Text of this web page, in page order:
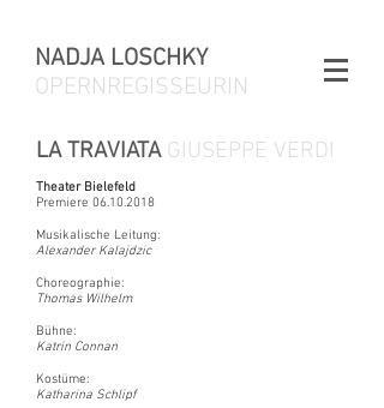
NADJA LOSCHKY
OPERNREGISSEURIN
LA TRAVIATA GIUSEPPE VERDI
Theater Bielefeld
Premiere 06.10.2018
Musikalische Leitung:
Alexander Kalajdzic
Choreographie:
Thomas Wilhelm
Bühne:
Katrin Connan
Kostüme:
Katharina Schlipf